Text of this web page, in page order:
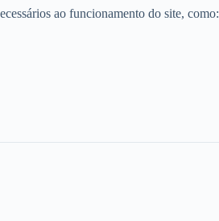
ao funcionamento do site, como: